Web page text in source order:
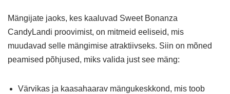
Mängijate jaoks, kes kaaluvad Sweet Bonanza
CandyLandi proovimist, on mitmeid eeliseid, mis
muudavad selle mängimise atraktiivseks. Siin on mõned
peamised põhjused, miks valida just see mäng:
Värvikas ja kaasahaarav mängukeskkond, mis toob